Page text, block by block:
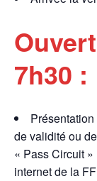
7h30 :
de validité ou
« Pass Circuit
internet de la